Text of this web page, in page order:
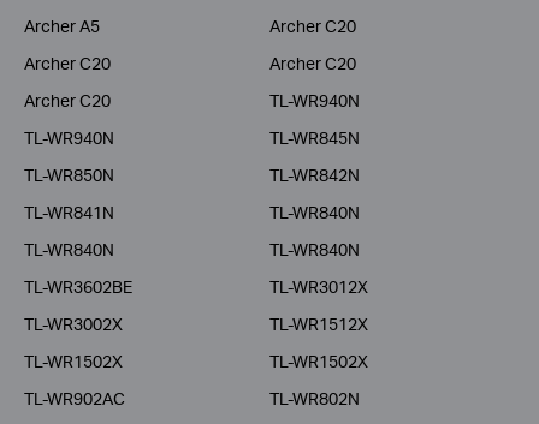
Archer A5
Archer C20
Archer C20
Archer C20
Archer C20
TL-WR940N
TL-WR940N
TL-WR845N
TL-WR850N
TL-WR842N
TL-WR841N
TL-WR840N
TL-WR840N
TL-WR840N
TL-WR3602BE
TL-WR3012X
TL-WR3002X
TL-WR1512X
TL-WR1502X
TL-WR1502X
TL-WR902AC
TL-WR802N